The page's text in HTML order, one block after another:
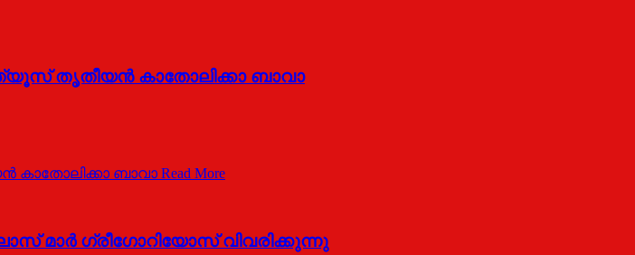
തൃതീയന്‍ കാതോലിക്കാ ബാവാ
ബാവാ Read More
മാര്‍ ഗ്രീഗോറിയോസ് വിവരിക്കുന്നു